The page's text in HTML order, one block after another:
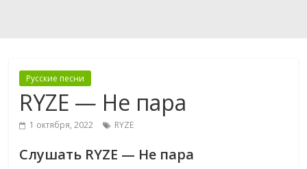
Русские песни
RYZE — Не пара
1 октября, 2022 RYZE
Слушать RYZE — Не пара